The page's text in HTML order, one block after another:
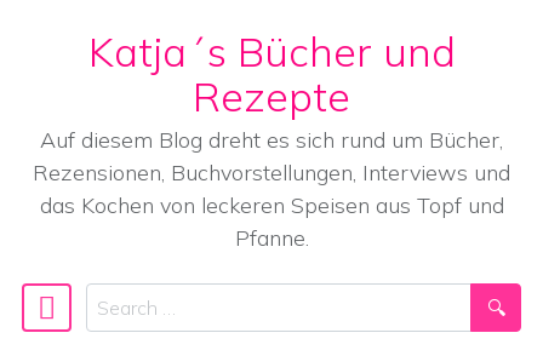
Skip to content
Katja´s Bücher und
Rezepte
Auf diesem Blog dreht es sich rund um Bücher,
Rezensionen, Buchvorstellungen, Interviews und
das Kochen von leckeren Speisen aus Topf und
Pfanne.
Main Navigation
Search